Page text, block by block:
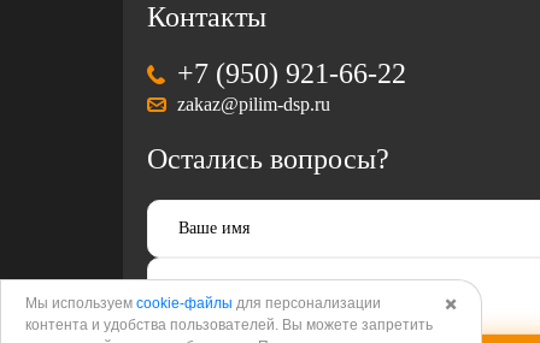
Контакты
+7 (950) 921-66-22
zakaz@pilim-dsp.ru
Остались вопросы?
Разработкаипродвижениекорпоративного
сайта
✖️
Мы используем cookie-файлы для персонализации
контента и удобства пользователей. Вы можете запретить